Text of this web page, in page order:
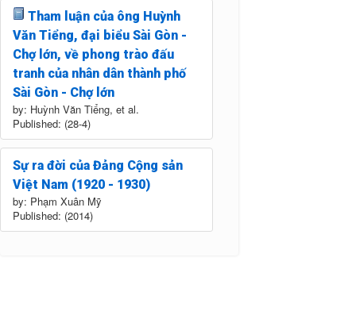
Tham luận của ông Huỳnh
Văn Tiểng, đại biểu Sài Gòn -
Chợ lớn, về phong trào đấu
tranh của nhân dân thành phố
Sài Gòn - Chợ lớn
by: Huỳnh Văn Tiểng, et al.
Published: (28-4)
Sự ra đời của Đảng Cộng sản
Việt Nam (1920 - 1930)
by: Phạm Xuân Mỹ
Published: (2014)